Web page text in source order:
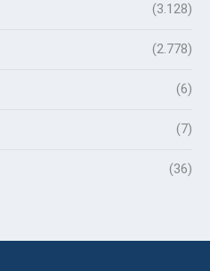
(3.128)
(2.778)
(6)
(7)
(36)